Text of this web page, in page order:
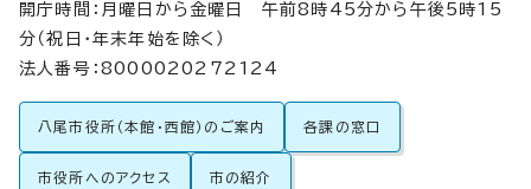
開庁時間：月曜日から金曜日 午前8時45分から午後5時15
分（祝日・年末年始を除く）
法人番号：8000020272124
八尾市役所（本館・西館）のご案内 各課の窓口
市役所へのアクセス 市の紹介